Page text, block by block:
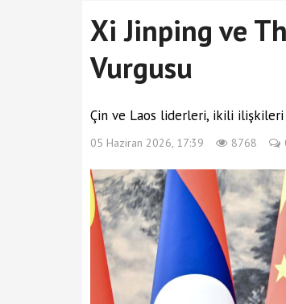
Xi Jinping ve
Vurgusu
Çin ve Laos liderleri, ikili
05 Haziran 2026, 17:39 8768